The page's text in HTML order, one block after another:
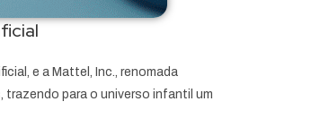
e a Mattel, Inc., renomada
para o universo infantil um